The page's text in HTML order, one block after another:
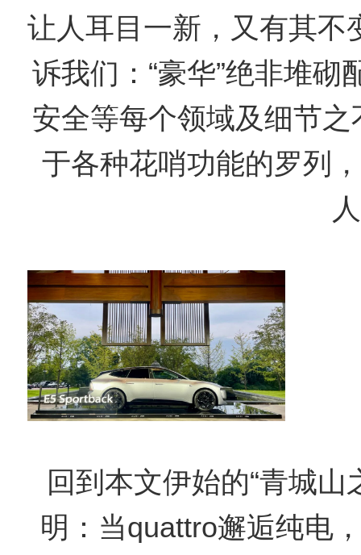
让人耳目一新，又有其不
诉我们：“豪华”绝非堆
安全等每个领域及细节之
于各种花哨功能的罗列
回到本文伊始的“青城
明：当quattro邂逅纯电